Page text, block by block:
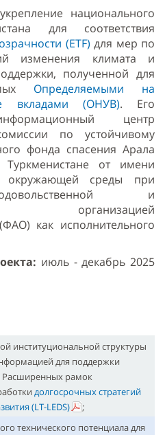
национального
для соответствия
(ETF) для мер по
изменения климата и
полученной для
Определяемыми на
вкладами (ОНУВ). Его
центр
по
устойчивому
фонда спасения Арала
от имени
окружающей среды при
и
организацией
(ФАО) как исполнительного
июль - декабрь2025
институциональной структуры
для поддержки
Расширенных рамок
долгосрочных стратегий
(LT-LEDS)
;
технического потенциала для